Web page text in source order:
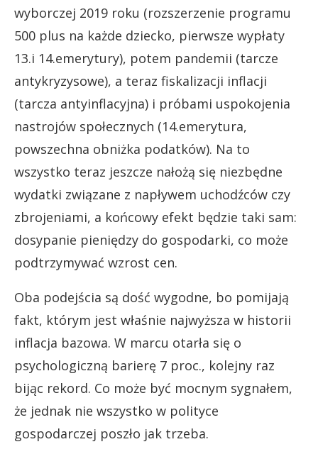
wyborczej 2019 roku (rozszerzenie programu
500 plus na każde dziecko, pierwsze wypłaty
13.i 14.emerytury), potem pandemii (tarcze
antykryzysowe), a teraz fiskalizacji inflacji
(tarcza antyinflacyjna) i próbami uspokojenia
nastrojów społecznych (14.emerytura,
powszechna obniżka podatków). Na to
wszystko teraz jeszcze nałożą się niezbędne
wydatki związane z napływem uchodźców czy
zbrojeniami, a końcowy efekt będzie taki sam:
dosypanie pieniędzy do gospodarki, co może
podtrzymywać wzrost cen.
Oba podejścia są dość wygodne, bo pomijają
fakt, którym jest właśnie najwyższa w historii
inflacja bazowa. W marcu otarła się o
psychologiczną barierę 7 proc., kolejny raz
bijąc rekord. Co może być mocnym sygnałem,
że jednak nie wszystko w polityce
gospodarczej poszło jak trzeba.